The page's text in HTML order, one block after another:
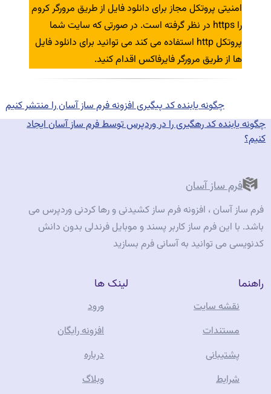
امنیتی پروتکل مجاز برای دانلود فایل از طریق مرورگر کروم
را https در نظر گرفته است. در صورتی که سایت شما
پروتکل http استفاده می کند می توانید برای دانلود فایل
ها از طریق مرورگر فایرفاکس اقدام کنید.
post:
چگونه یابنده کد پیگیری افزونه فرم ساز آسان را منتشر کنیم
post:
چگونه یابنده کد رهگیری را در وردپرس توسط فرم ساز آسان ایجاد
کنیم؟
فرم ساز آسان
فرم ساز آسان ، افزونه فرم ساز کشیدنی و رها کردنی وردپرس می
باشد. با این فرم ساز کاربر پسند و موبایل فرندلی بدون دانش
کدنویسی می توانید به آسانی فرم بسازید
راهنما
نقشه سایت
مستندات
پشتیبانی
شرایط
لینک ها
ورود
افزونه رایگان
درباره
وبلاگ